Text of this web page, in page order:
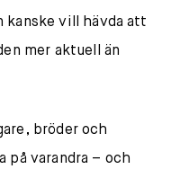
kanske vill hävda att
mer aktuell än
bröder och
på varandra – och